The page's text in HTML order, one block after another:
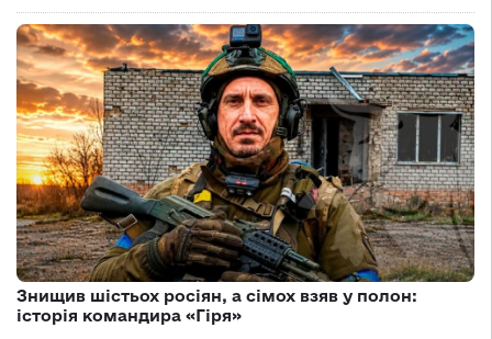
Знищив шістьох росіян, а сімох взяв у полон:
історія командира «Гіря»